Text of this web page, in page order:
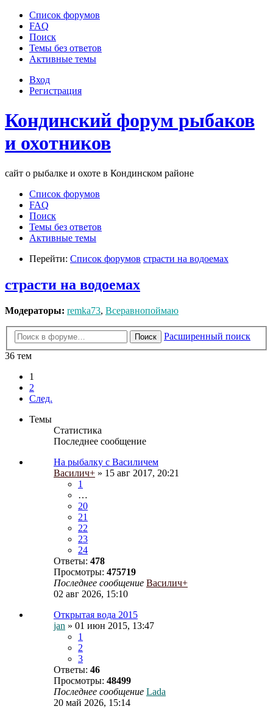
Список форумов
FAQ
Поиск
Темы без ответов
Активные темы
Вход
Регистрация
Кондинский форум рыбаков
и охотников
сайт о рыбалке и охоте в Кондинском районе
Список форумов
FAQ
Поиск
Темы без ответов
Активные темы
Перейти: Список форумов страсти на водоемах
страсти на водоемах
Модераторы: remka73, Всеравнопоймаю
Поиск
Расширенный поиск
36 тем
1
2
След.
Темы
Статистика
Последнее сообщение
На рыбалку с Василичем
Василич+ » 15 авг 2017, 20:21
1
…
20
21
22
23
24
Ответы: 478
Просмотры: 475719
Последнее сообщение Василич+
02 авг 2026, 15:10
Открытая вода 2015
jan » 01 июн 2015, 13:47
1
2
3
Ответы: 46
Просмотры: 48499
Последнее сообщение Lada
20 май 2026, 15:14